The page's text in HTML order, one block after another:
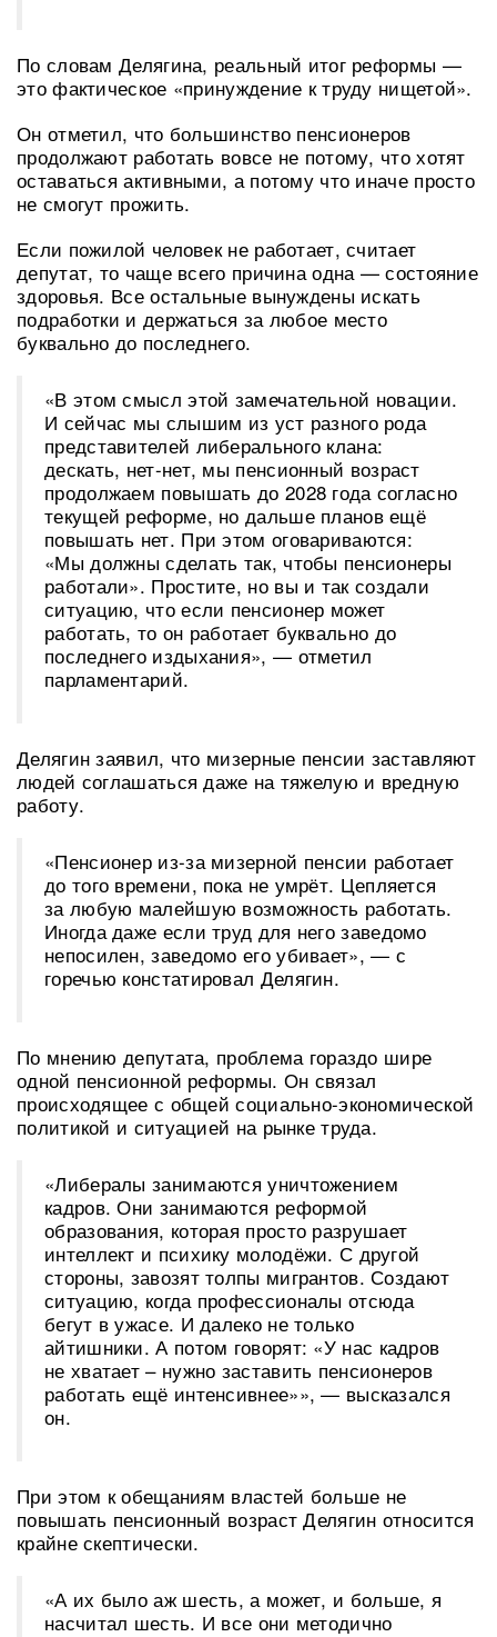
По словам Делягина, реальный итог реформы —
это фактическое «принуждение к труду нищетой».
Он отметил, что большинство пенсионеров
продолжают работать вовсе не потому, что хотят
оставаться активными, а потому что иначе просто
не смогут прожить.
Если пожилой человек не работает, считает
депутат, то чаще всего причина одна — состояние
здоровья. Все остальные вынуждены искать
подработки и держаться за любое место
буквально до последнего.
«В этом смысл этой замечательной новации.
И сейчас мы слышим из уст разного рода
представителей либерального клана:
дескать, нет-нет, мы пенсионный возраст
продолжаем повышать до 2028 года согласно
текущей реформе, но дальше планов ещё
повышать нет. При этом оговариваются:
«Мы должны сделать так, чтобы пенсионеры
работали». Простите, но вы и так создали
ситуацию, что если пенсионер может
работать, то он работает буквально до
последнего издыхания», — отметил
парламентарий.
Делягин заявил, что мизерные пенсии заставляют
людей соглашаться даже на тяжелую и вредную
работу.
«Пенсионер из-за мизерной пенсии работает
до того времени, пока не умрёт. Цепляется
за любую малейшую возможность работать.
Иногда даже если труд для него заведомо
непосилен, заведомо его убивает», — с
горечью констатировал Делягин.
По мнению депутата, проблема гораздо шире
одной пенсионной реформы. Он связал
происходящее с общей социально-экономической
политикой и ситуацией на рынке труда.
«Либералы занимаются уничтожением
кадров. Они занимаются реформой
образования, которая просто разрушает
интеллект и психику молодёжи. С другой
стороны, завозят толпы мигрантов. Создают
ситуацию, когда профессионалы отсюда
бегут в ужасе. И далеко не только
айтишники. А потом говорят: «У нас кадров
не хватает – нужно заставить пенсионеров
работать ещё интенсивнее»», — высказался
он.
При этом к обещаниям властей больше не
повышать пенсионный возраст Делягин относится
крайне скептически.
«А их было аж шесть, а может, и больше, я
насчитал шесть. И все они методично